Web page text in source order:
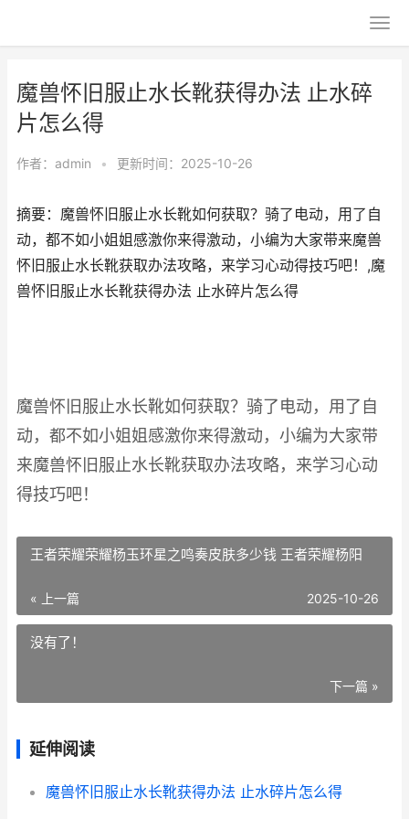
魔兽怀旧服止水长靴获得办法 止水碎
片怎么得
作者： admin • 更新时间：2025-10-26
摘要：魔兽怀旧服止水长靴如何获取？骑了电动，用了自
动，都不如小姐姐感激你来得激动，小编为大家带来魔兽
怀旧服止水长靴获取办法攻略，来学习心动得技巧吧！,魔
兽怀旧服止水长靴获得办法 止水碎片怎么得
魔兽怀旧服止水长靴如何获取？骑了电动，用了自
动，都不如小姐姐感激你来得激动，小编为大家带
来魔兽怀旧服止水长靴获取办法攻略，来学习心动
得技巧吧！
王者荣耀荣耀杨玉环星之鸣奏皮肤多少钱 王者荣耀杨阳
« 上一篇 2025-10-26
没有了！
下一篇 »
延伸阅读
魔兽怀旧服止水长靴获得办法 止水碎片怎么得